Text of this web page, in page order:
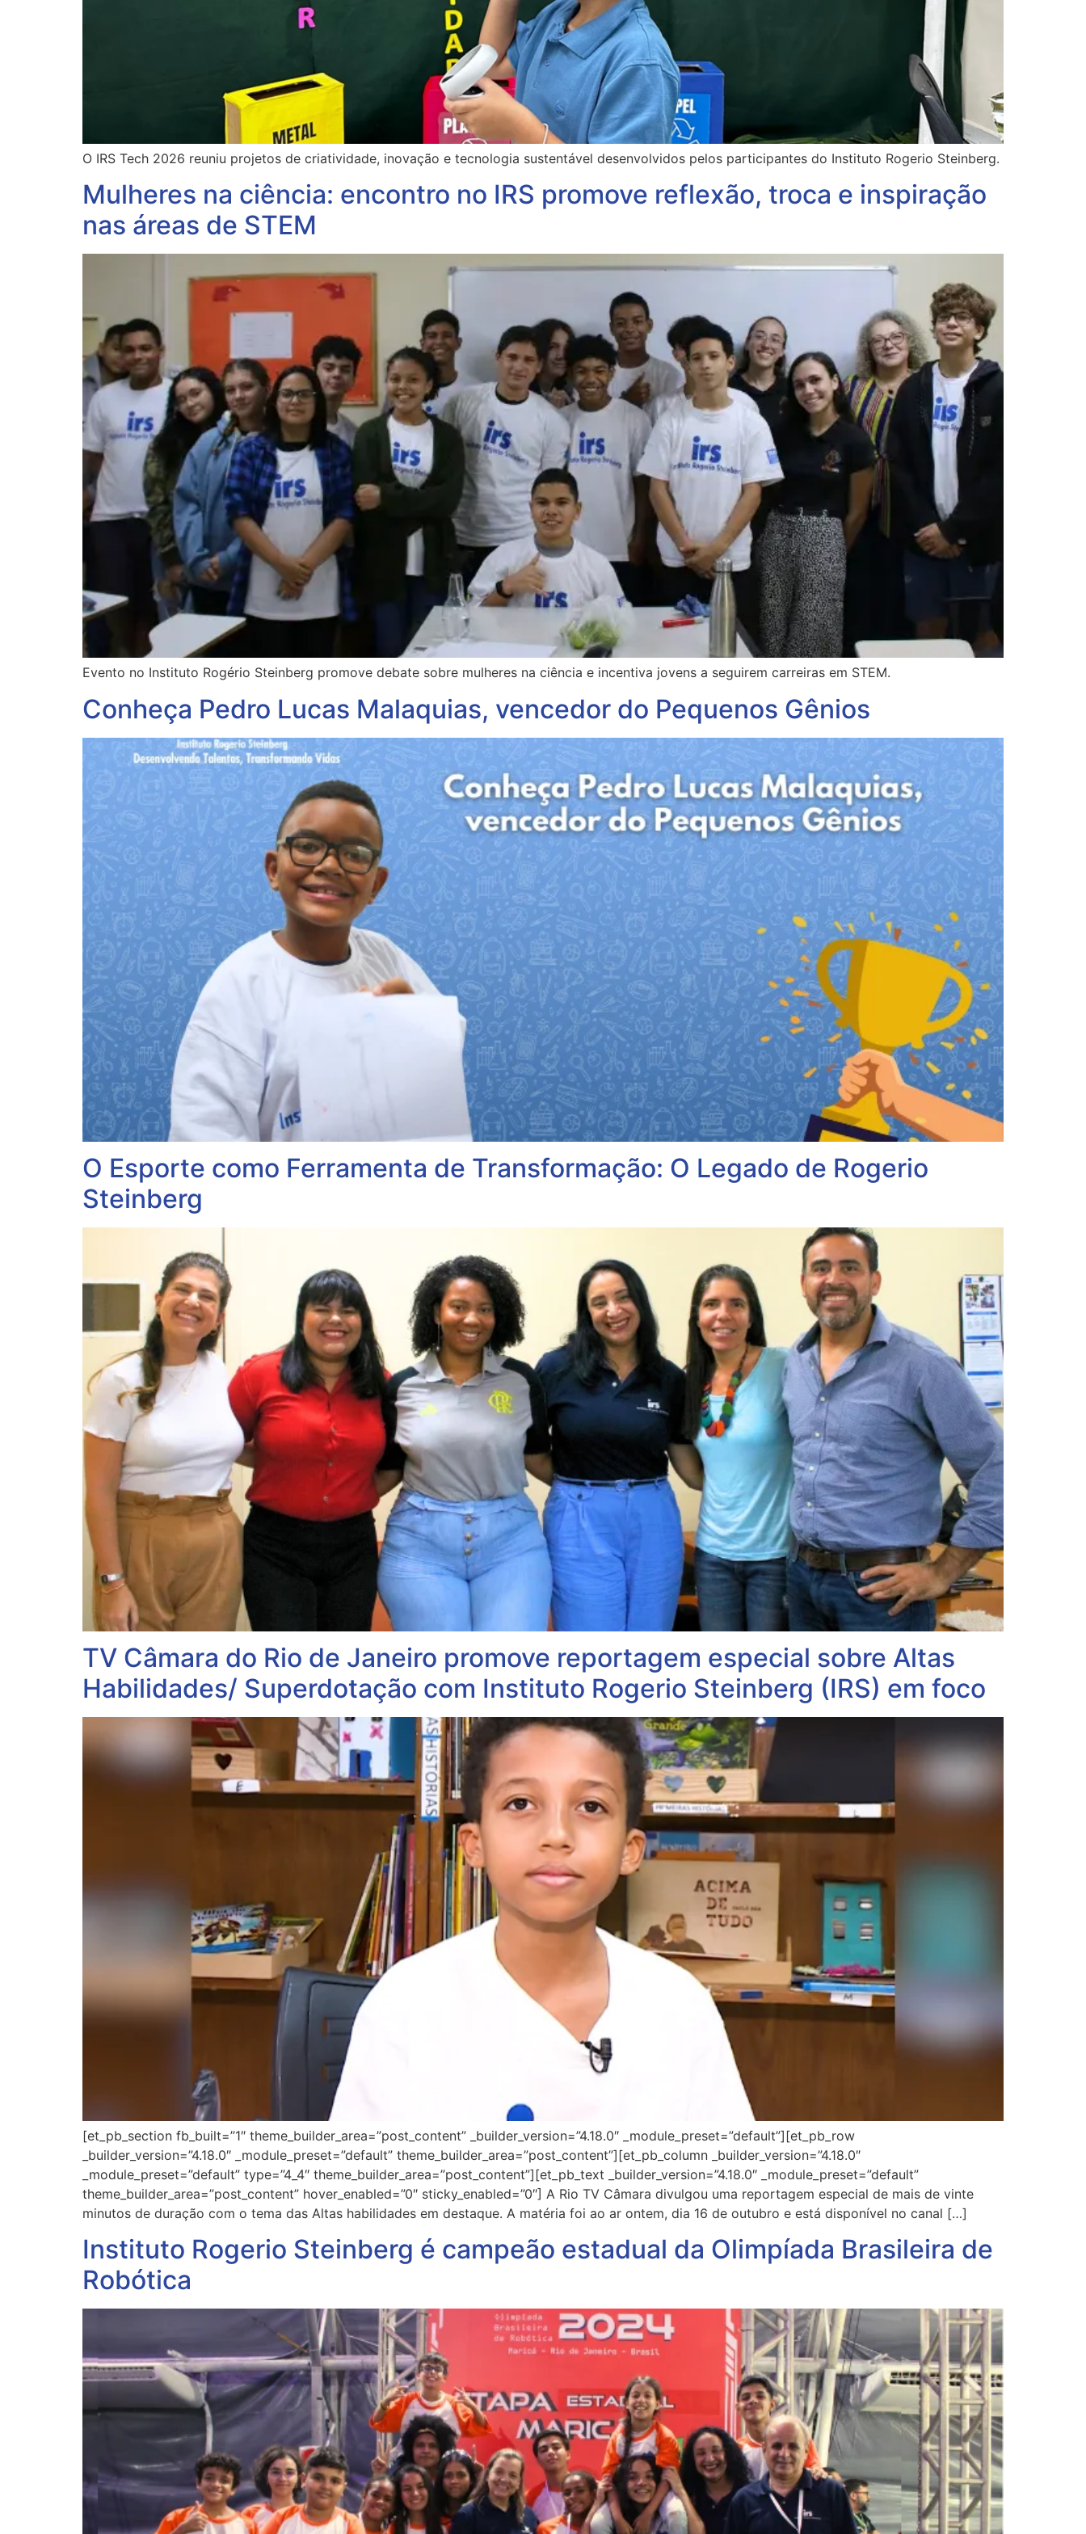
O IRS Tech 2026 reuniu projetos de criatividade, inovação e tecnologia sustentável desenvolvidos pelos participantes do Instituto Rogerio Steinberg.
Mulheres na ciência: encontro no IRS promove reflexão, troca e inspiração
nas áreas de STEM
Evento no Instituto Rogério Steinberg promove debate sobre mulheres na ciência e incentiva jovens a seguirem carreiras em STEM.
Conheça Pedro Lucas Malaquias, vencedor do Pequenos Gênios
O Esporte como Ferramenta de Transformação: O Legado de Rogerio
Steinberg
TV Câmara do Rio de Janeiro promove reportagem especial sobre Altas
Habilidades/ Superdotação com Instituto Rogerio Steinberg (IRS) em foco
[et_pb_section fb_built=”1″ theme_builder_area=”post_content” _builder_version=”4.18.0″ _module_preset=”default”][et_pb_row
_builder_version=”4.18.0″ _module_preset=”default” theme_builder_area=”post_content”][et_pb_column _builder_version=”4.18.0″
_module_preset=”default” type=”4_4″ theme_builder_area=”post_content”][et_pb_text _builder_version=”4.18.0″ _module_preset=”default”
theme_builder_area=”post_content” hover_enabled=”0″ sticky_enabled=”0″] A Rio TV Câmara divulgou uma reportagem especial de mais de vinte
minutos de duração com o tema das Altas habilidades em destaque. A matéria foi ao ar ontem, dia 16 de outubro e está disponível no canal […]
Instituto Rogerio Steinberg é campeão estadual da Olimpíada Brasileira de
Robótica